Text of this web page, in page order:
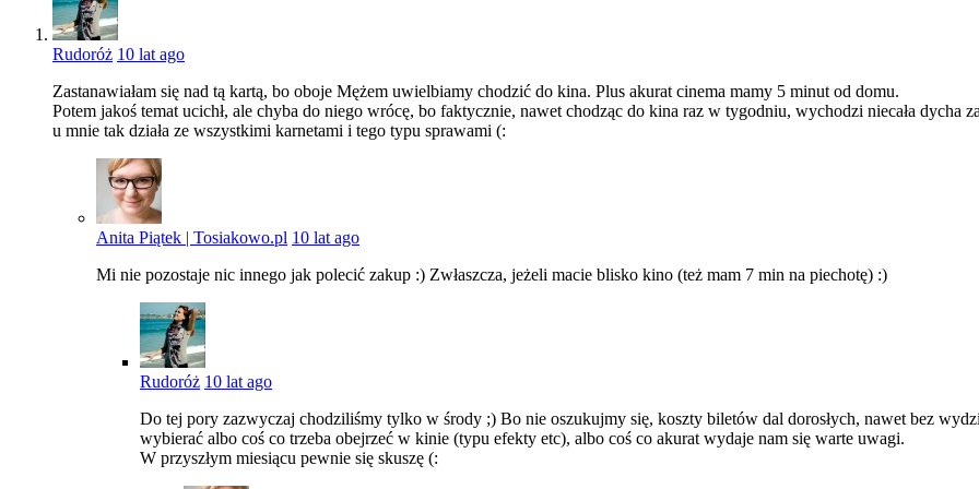
Rudoróż 10 lat ago
Zastanawiałam się nad tą kartą, bo oboje Mężem uwielbiamy chodzić do kina. Plus akurat cinema mamy 5 minut od domu.
Potem jakoś temat ucichł, ale chyba do niego wrócę, bo faktycznie, nawet chodząc do kina raz w tygodniu, wychodzi niecała dycha
u mnie tak działa ze wszystkimi karnetami i tego typu sprawami (:
Anita Piątek | Tosiakowo.pl 10 lat ago
Mi nie pozostaje nic innego jak polecić zakup :) Zwłaszcza, jeżeli macie blisko kino (też mam 7 min na piechotę) :)
Rudoróż 10 lat ago
Do tej pory zazwyczaj chodziliśmy tylko w środy ;) Bo nie oszukujmy się, koszty biletów dal dorosłych, nawet bez
wybierać albo coś co trzeba obejrzeć w kinie (typu efekty etc), albo coś co akurat wydaje nam się warte uwagi.
W przyszłym miesiącu pewnie się skuszę (: